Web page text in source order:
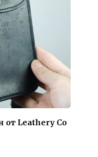
от Leathery Co